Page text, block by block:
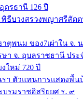
ดรธานี 126 ปี
พิธีบวงสรวงพญาศรีสัต
ตุพนม ของ7เผ่าใน จ.
า จ. อุบลราชธานี ประ
ใหม่ 720 ปี
รา ตัวแทนการแสดงพื้น
บรมราชอิสริยยศ ร. ๙